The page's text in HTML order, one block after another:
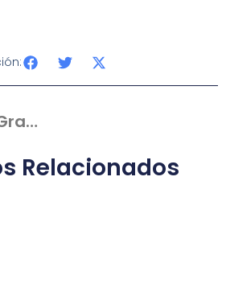
Collage, Un Gran Ejercicio Para La Relajación
Relacionados